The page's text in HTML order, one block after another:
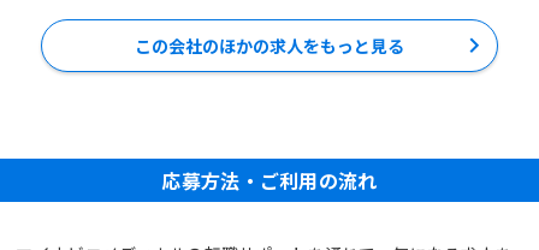
この会社のほかの求人をもっと見る
応募方法・ご利用の流れ